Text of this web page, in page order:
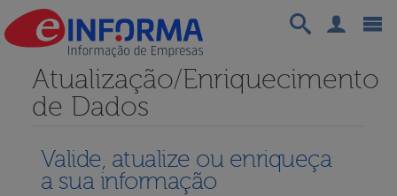
Atualização/Enriquecimento
de Dados
Valide, atualize ou enriqueça
a sua informação